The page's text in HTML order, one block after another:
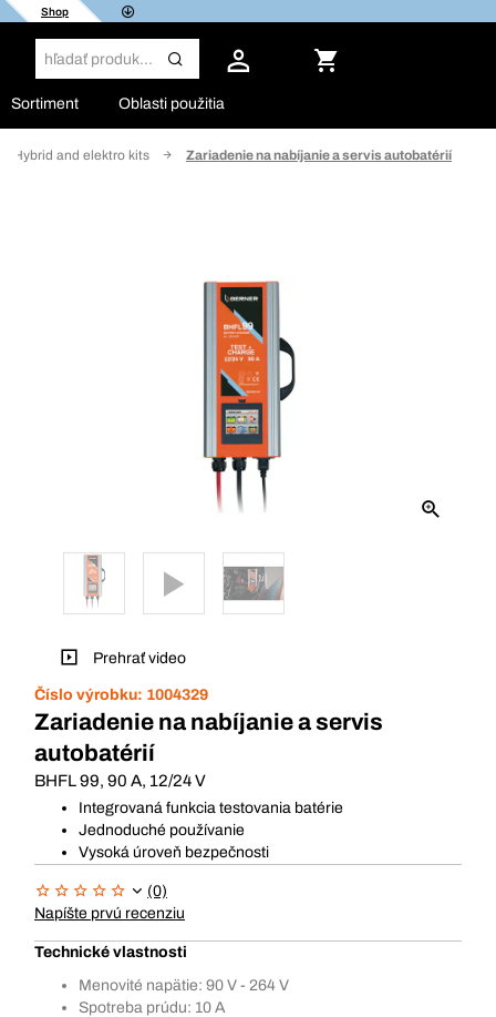
Shop
Sortiment Oblasti použitia
Hybrid and elektro kits Zariadenie na nabíjanie a servis autobatérií
Prehrať video
Číslo výrobku: 1004329
Zariadenie na nabíjanie a servis
autobatérií
BHFL 99, 90 A, 12/24 V
Integrovaná funkcia testovania batérie
Jednoduché používanie
Vysoká úroveň bezpečnosti
(0)
Napíšte prvú recenziu
Technické vlastnosti
Menovité napätie: 90 V - 264 V
Spotreba prúdu: 10 A